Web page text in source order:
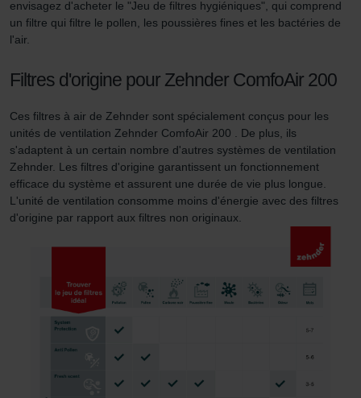
disponibles dans leur intégralité.
connaissance de notre politique relative aux cookies.
Datenschutzerklärung der Zehnder Group
Zehnder Group AG: Data Privacy
Zehnder Group België nv/sa: Déclarations de confidentialité
Zehnder Group Czech Republic s.r.o.: Zásady ochrany
osobních údajů
Zehnder Group İç Mekan İklimlendirme Sanayi ve Ticaret
Limitet Şirketi: Web Sitesi Çerezleri
Zehnder Group Nederland bv: Privacyverklaringen
Zehnder Group Sales International: Privacy Policy
Zehnder Polska Sp. z o.o.: Oświadczenie o ochronie
envisagez d'acheter le "Jeu de filtres hygiéniques", qui comprend
un filtre qui filtre le pollen, les poussières fines et les bactéries de
l'air.
Filtres d'origine pour Zehnder ComfoAir 200
Ces filtres à air de Zehnder sont spécialement conçus pour les
unités de ventilation Zehnder ComfoAir 200 . De plus, ils
s'adaptent à un certain nombre d'autres systèmes de ventilation
Zehnder. Les filtres d'origine garantissent un fonctionnement
efficace du système et assurent une durée de vie plus longue.
L'unité de ventilation consomme moins d'énergie avec des filtres
d'origine par rapport aux filtres non originaux.